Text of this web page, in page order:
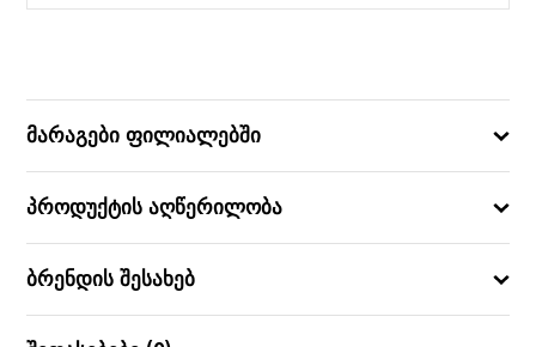
მარაგები ფილიალებში
პროდუქტის აღწერილობა
ბრენდის შესახებ